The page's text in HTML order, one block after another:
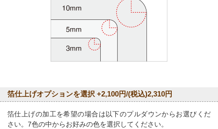
箔仕上げオプションを選択 +2,100円/(税込)2,310円
箔仕上げの加工を希望の場合は以下のプルダウンからお選びくだ
さい。7色の中からお好みの色を選択してください。